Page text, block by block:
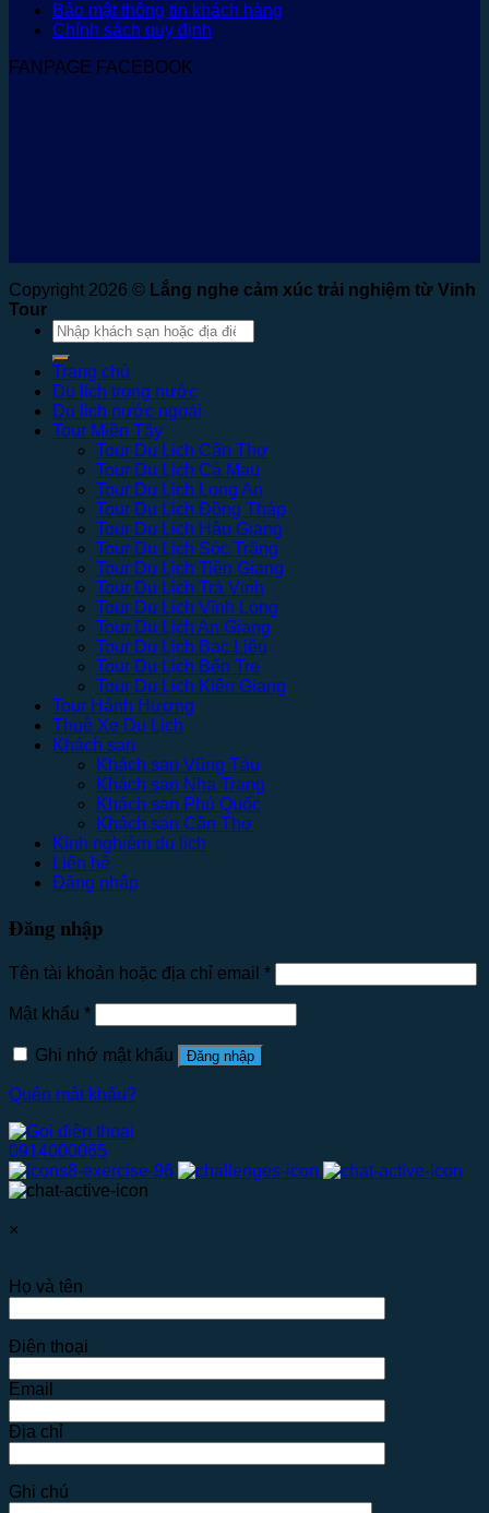
Bảo mật thông tin khách hàng
Chính sách quy định
FANPAGE FACEBOOK
Copyright 2026 © Lắng nghe cảm xúc trải nghiệm từ Vinh
Tour
Tìm
kiếm:
Trang chủ
Du lịch trong nước
Du lịch nước ngoài
Tour Miền Tây
Tour Du Lịch Cần Thơ
Tour Du Lịch Cà Mau
Tour Du Lịch Long An
Tour Du Lịch Đồng Tháp
Tour Du Lịch Hậu Giang
Tour Du Lịch Sóc Trăng
Tour Du Lịch Tiền Giang
Tour Du Lịch Trà Vinh
Tour Du Lịch Vĩnh Long
Tour Du Lịch An Giang
Tour Du Lịch Bạc Liêu
Tour Du Lịch Bến Tre
Tour Du Lịch Kiên Giang
Tour Hành Hương
Thuê Xe Du Lịch
Khách sạn
Khách sạn Vũng Tàu
Khách sạn Nha Trang
Khách sạn Phú Quốc
Khách sạn Cần Thơ
Kinh nghiệm du lịch
Liên hệ
Đăng nhập
Đăng nhập
Tên tài khoản hoặc địa chỉ email *
Mật khẩu *
Ghi nhớ mật khẩu Đăng nhập
Quên mật khẩu?
0914000065
×
Họ và tên
Điện thoại
Email
Địa chỉ
Ghi chú